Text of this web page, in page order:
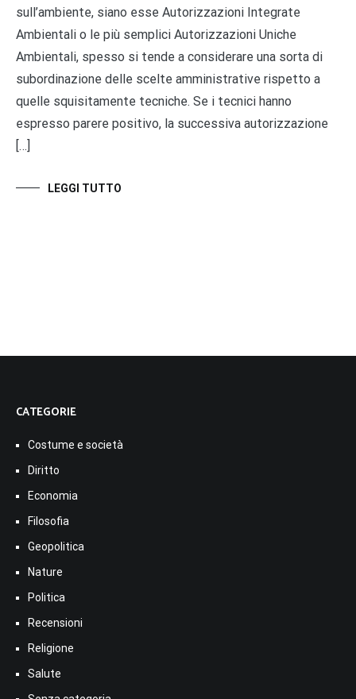
sull’ambiente, siano esse Autorizzazioni Integrate
Ambientali o le più semplici Autorizzazioni Uniche
Ambientali, spesso si tende a considerare una sorta di
subordinazione delle scelte amministrative rispetto a
quelle squisitamente tecniche. Se i tecnici hanno
espresso parere positivo, la successiva autorizzazione
[…]
LEGGI TUTTO
CATEGORIE
Costume e società
Diritto
Economia
Filosofia
Geopolitica
Nature
Politica
Recensioni
Religione
Salute